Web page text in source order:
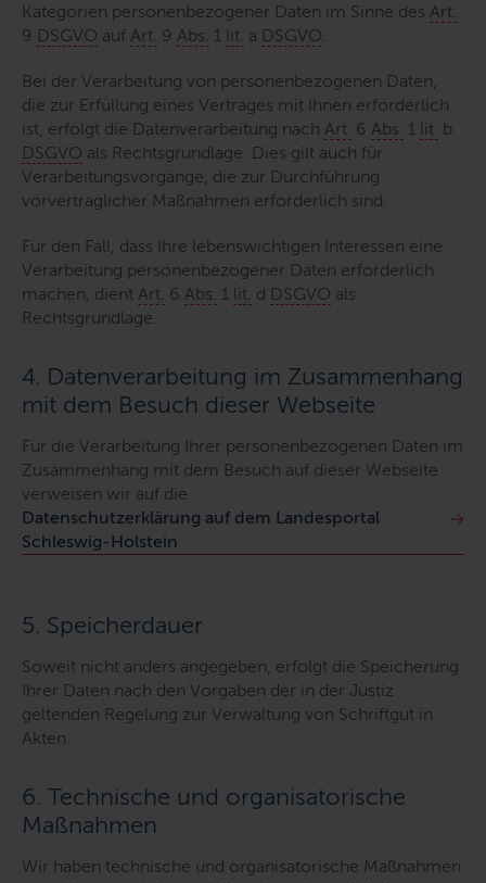
Kategorien personenbezogener Daten im Sinne des Art.
9 DSGVO auf Art. 9 Abs. 1 lit. a DSGVO
Bei der Verarbeitung von personenbezogenen Daten,
die zur Erfüllung eines Vertrages mit Ihnen erforderlich
ist, erfolgt die Datenverarbeitung nach Art. 6 Abs. 1 lit. b
DSGVO als Rechtsgrundlage. Dies gilt auch für
Verarbeitungsvorgänge, die zur Durchführung
vorvertraglicher Maßnahmen erforderlich sind.
Für den Fall, dass Ihre lebenswichtigen Interessen eine
Verarbeitung personenbezogener Daten erforderlich
machen, dient Art. 6 Abs. 1 lit. d DSGVO als
Rechtsgrundlage.
4. Datenverarbeitung im Zusammenhang
mit dem Besuch dieser Webseite
Für die Verarbeitung Ihrer personenbezogenen Daten im
Zusammenhang mit dem Besuch auf dieser Webseite
verweisen wir auf die
Datenschutzerklärung auf dem Landesportal
Schleswig-Holstein
5. Speicherdauer
Soweit nicht anders angegeben, erfolgt die Speicherung
Ihrer Daten nach den Vorgaben der in der Justiz
geltenden Regelung zur Verwaltung von Schriftgut in
Akten.
6. Technische und organisatorische
Maßnahmen
Wir haben technische und organisatorische Maßnahmen